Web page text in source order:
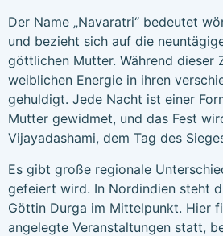
Der Name „Navaratri“ bedeutet
und bezieht sich auf die
göttlichen Mutter. Während dieser
weiblichen Energie in ihren
gehuldigt. Jede Nacht ist einer
Mutter gewidmet, und das Fest
Vijayadashami, dem Tag des
Es gibt große regionale
gefeiert wird. In Nordindien steht
Göttin Durga im Mittelpunkt. Hier
angelegte Veranstaltungen statt,